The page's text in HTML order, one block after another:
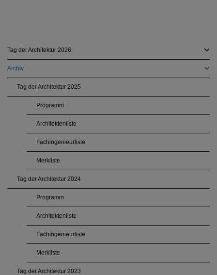
Tag der Architektur 2026
Archiv
Tag der Architektur 2025
Programm
Architektenliste
Fachingenieurliste
Merkliste
Tag der Architektur 2024
Programm
Architektenliste
Fachingenieurliste
Merkliste
Tag der Architektur 2023